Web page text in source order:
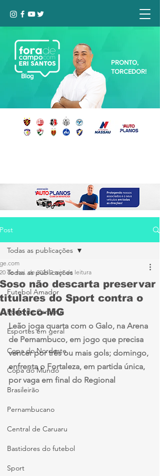
Blog
PRONTO,
TORCEDOR!
Post
Todas as publicações
Futebol Amador
Porto de Caruaru
Esportes em geral
Copa do Nordeste
Copa do Mundo
Brasileirão
Pernambucano
Central de Caruaru
Bastidores do futebol
Sport
Todas as publicações
Soso não descarta preservar
titulares do Sport contra o
Atlético-MG
ge.com
20 de mai. de 2024 2 min de leitura
Leão joga quarta com o Galo, na Arena
de Pernambuco, em jogo que precisa
vencer por três ou mais gols; domingo,
enfrenta o Fortaleza, em partida única,
por vaga em final do Regional